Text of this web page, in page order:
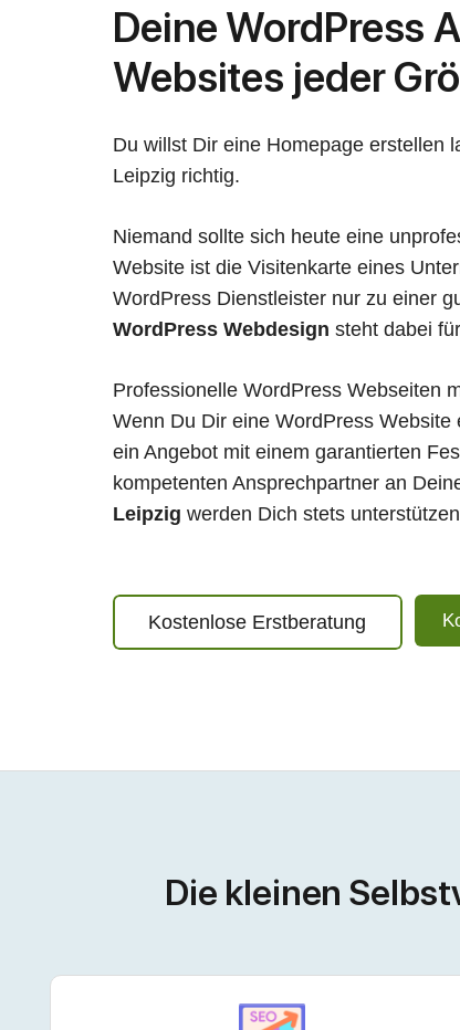
Deine WordPress
Websites jeder
Du willst Dir eine Homepage erstellen
Leipzig richtig.
Niemand sollte sich heute eine
Website ist die Visitenkarte eines
WordPress Dienstleister nur zu einer
WordPress Webdesign steht dabei
Professionelle WordPress Webseiten
Wenn Du Dir eine WordPress
ein Angebot mit einem garantierten
kompetenten Ansprechpartner an
Leipzig werden Dich stets
Kostenlose Erstberatung
Die kleinen